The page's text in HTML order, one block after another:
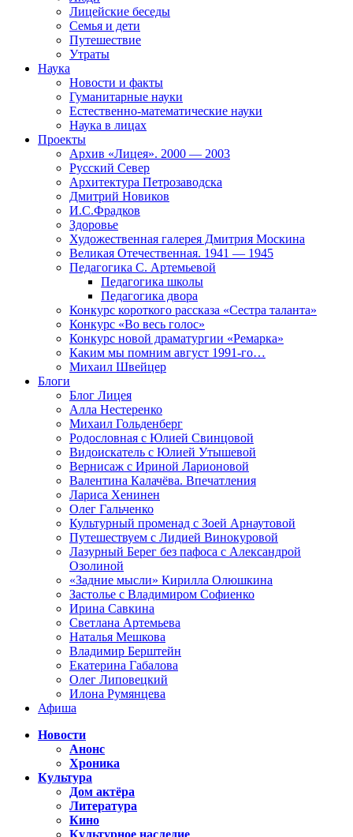
Лицейские беседы
Семья и дети
Путешествие
Утраты
Наука
Новости и факты
Гуманитарные науки
Естественно-математические науки
Наука в лицах
Проекты
Архив «Лицея». 2000 — 2003
Русский Север
Архитектура Петрозаводска
Дмитрий Новиков
И.С.Фрадков
Здоровье
Художественная галерея Дмитрия Москина
Великая Отечественная. 1941 — 1945
Педагогика С. Артемьевой
Педагогика школы
Педагогика двора
Конкурс короткого рассказа «Сестра таланта»
Конкурс «Во весь голос»
Конкурс новой драматургии «Ремарка»
Каким мы помним август 1991-го…
Михаил Швейцер
Блоги
Блог Лицея
Алла Нестеренко
Михаил Гольденберг
Родословная с Юлией Свинцовой
Видоискатель с Юлией Утышевой
Вернисаж с Ириной Ларионовой
Валентина Калачёва. Впечатления
Лариса Хенинен
Олег Гальченко
Культурный променад с Зоей Арнаутовой
Путешествуем с Лидией Винокуровой
Лазурный Берег без пафоса с Александрой
Озолиной
«Задние мысли» Кирилла Олюшкина
Застолье с Владимиром Софиенко
Ирина Савкина
Светлана Артемьева
Наталья Мешкова
Владимир Берштейн
Екатерина Габалова
Олег Липовецкий
Илона Румянцева
Афиша
Новости
Анонс
Хроника
Культура
Дом актёра
Литература
Кино